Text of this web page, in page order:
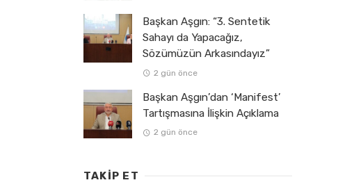
Başkan Aşgın: “3. Sentetik
Sahayı da Yapacağız,
Sözümüzün Arkasındayız”
2 gün önce
Başkan Aşgın’dan ‘Manifest’
Tartışmasına İlişkin Açıklama
2 gün önce
TAKIP ET